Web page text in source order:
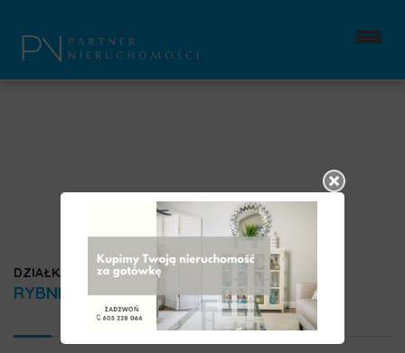
RYBNIK
DZIAŁKA NA SPRZEDAŻ